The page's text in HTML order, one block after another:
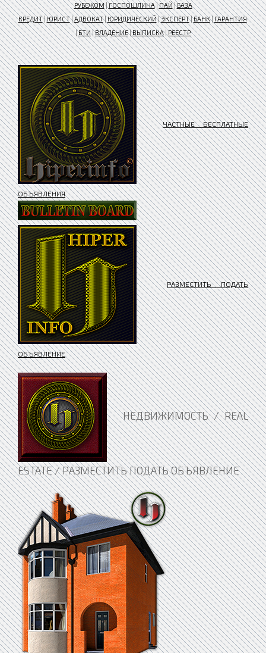
РУБЕЖОМ|ГОСПОШЛИНА|ПАЙ|БАЗА
КРЕДИТ|ЮРИСТ|АДВОКАТ|ЮРИДИЧЕСКИЙ|ЭКСПЕРТ|БАНК|ГАРАНТИЯ
|БТИ|ВЛАДЕНИЕ|ВЫПИСКА|РЕЕСТР
ЧАСТНЫЕ БЕСПЛАТНЫЕ
ОБЪЯВЛЕНИЯ
РАЗМЕСТИТЬ ПОДАТЬ
ОБЪЯВЛЕНИЕ
НЕДВИЖИМОСТЬ / REAL
ESTATE / РАЗМЕСТИТЬ ПОДАТЬ ОБЪЯВЛЕНИЕ